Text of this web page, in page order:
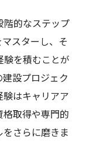
的なステップ
スターし、そ
を積むことが
設プロジェク
はキャリアア
取得や専門的
さらに磨きま